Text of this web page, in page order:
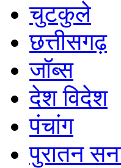
चुटकुले
छत्तीसगढ़
जॉब्स
देश विदेश
पंचांग
पुरातन